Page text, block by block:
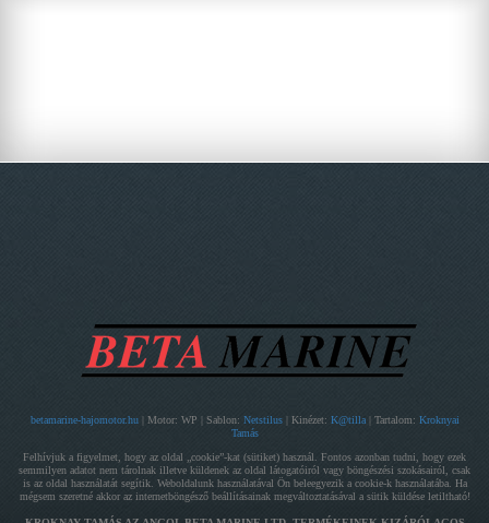
betamarine-hajomotor.hu | Motor: WP | Sablon: Netstilus | Kinézet: K@tilla | Tartalom: Kroknyai
Tamás
Felhívjuk a figyelmet, hogy az oldal „cookie”-kat (sütiket) használ. Fontos azonban tudni, hogy ezek
semmilyen adatot nem tárolnak illetve küldenek az oldal látogatóiról vagy böngészési szokásairól, csak
is az oldal használatát segítik. Weboldalunk használatával Ön beleegyezik a cookie-k használatába. Ha
mégsem szeretné akkor az internetböngésző beállításainak megváltoztatásával a sütik küldése letiltható!